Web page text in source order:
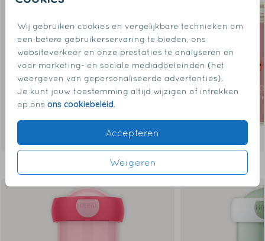
Wij gebruiken cookies en vergelijkbare technieken om
een betere gebruikerservaring te bieden, ons
websiteverkeer en onze prestaties te analyseren en
voor marketing- en sociale mediadoeleinden (het
weergeven van gepersonaliseerde advertenties).
Je kunt jouw toestemming altijd wijzigen of intrekken
op ons ons cookiebeleid.
Accepteren
Weigeren
Dit vind je misschien ook leuk